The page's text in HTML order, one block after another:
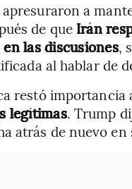
a
de que Irán
las discusiones,
al hablar de
restó importancia
legítimas. Trump
atrás de nuevo en